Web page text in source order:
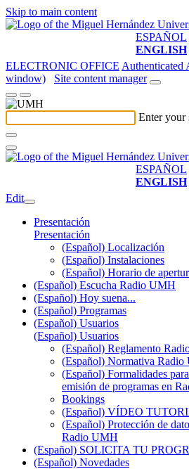
Skip to main content
ESPAÑOL
ENGLISH
ELECTRONIC OFFICE Authenticated
window)
Site content manager
Enter your
ESPAÑOL
ENGLISH
Edit
Presentación
Presentación
(Español) Localización
(Español) Instalaciones
(Español) Horario de
(Español) Escucha Radio UMH
(Español) Hoy suena...
(Español) Programas
(Español) Usuarios
(Español) Usuarios
(Español) Reglamento
(Español) Normativa Radio
(Español) Formalidades
emisión de programas en
Bookings
(Español) VÍDEO
(Español) Protección de
Radio UMH
(Español) SOLICITA TU
(Español) Novedades